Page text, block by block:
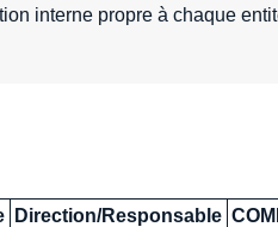
interne propre à chaque
Direction/Responsable